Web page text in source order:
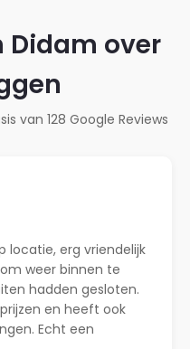
over
van 128 Google Reviews
locatie, erg vriendelijk
weer binnen te
hadden gesloten.
en heeft ook
Echt een